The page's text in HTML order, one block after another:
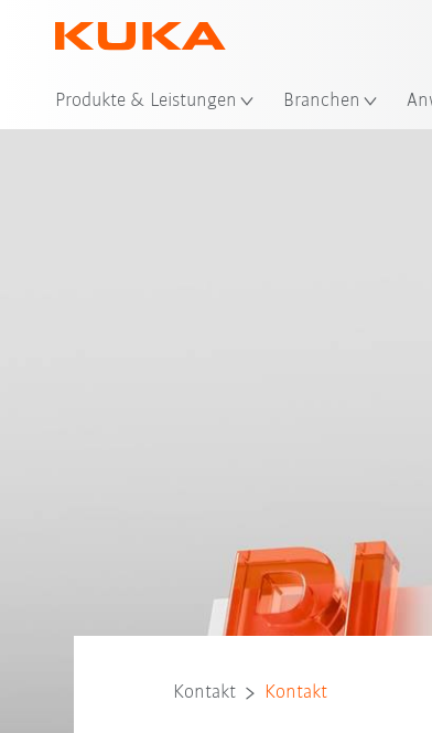
Produkte & Leistungen Branchen
Kontakt Kontakt